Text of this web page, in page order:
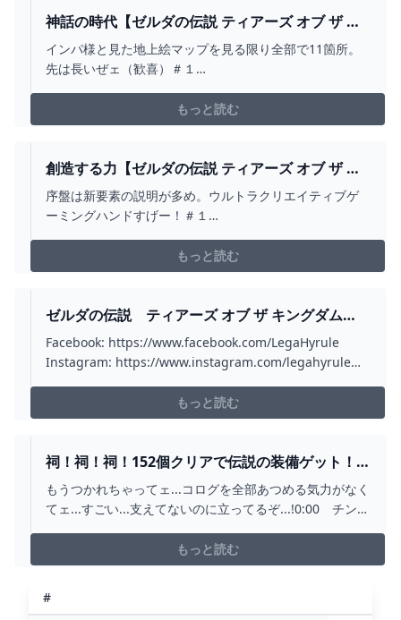
神話の時代【ゼルダの伝説 ティアーズ オブ ザ キ
ングダム】＃１６ - YOUTUBE
インパ様と見た地上絵マップを見る限り全部で11箇所。
先は長いぜェ（歓喜）＃１
→https://youtu.be/HyKgwx3S4jI【twitter】
http://twitter.com/ushizawa【ゼルダの伝説ティアキン
もっと読む
創造する力【ゼルダの伝説 ティアーズ オブ ザ キ
ングダム】＃２ - YOUTUBE
序盤は新要素の説明が多め。ウルトラクリエイティブゲ
ーミングハンドすげー！＃１
→https://youtu.be/PW-7FT_NIK8【twitter】
http://twitter.com/ushizawa【ゼルダの伝説ティアキン
もっと読む
ゼルダの伝説 ティアーズ オブ ザ キングダム
TVCM 1 フィールド篇 - YOUTUBE
Facebook: https://www.facebook.com/LegaHyrule
Instagram: https://www.instagram.com/legahyrule
もっと読む
祠！祠！祠！152個クリアで伝説の装備ゲット！
【ゼルダの伝説 ティアーズ オブ ザ キングダム】
#17 - YOUTUBE
もうつかれちゃってェ...コログを全部あつめる気力がなく
てェ...すごい...支えてないのに立ってるぞ...!0:00 チンパ
カカの祠「一身の戦い 計略」4:09 エウトウメの祠
「一身の戦い 潜入」6:32 タウヨシプニの祠「進むか
もっと読む
#